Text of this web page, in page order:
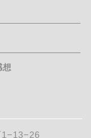
想
1−13−26